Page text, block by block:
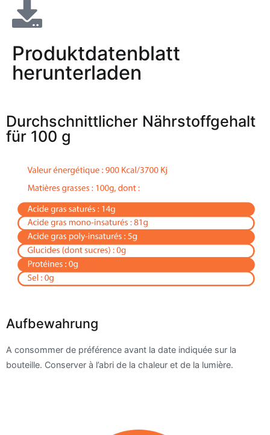
Produktdatenblatt
herunterladen
Durchschnittlicher Nährstoffgehalt
für 100 g
Aufbewahrung
A consommer de préférence avant la date indiquée sur la
bouteille. Conserver à l’abri de la chaleur et de la lumière.